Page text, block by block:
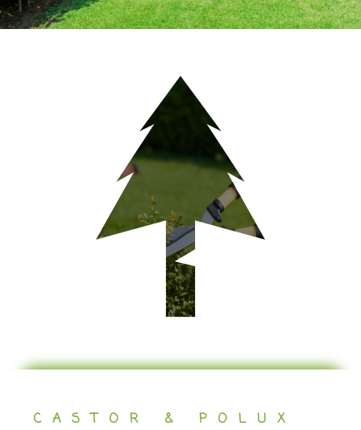
CASTOR & POLUX